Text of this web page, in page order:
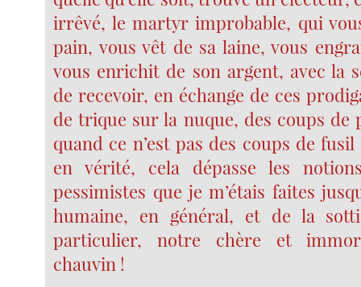
irrêvé, le martyr improbable, qui
pain, vous vêt de sa laine, vous
vous enrichit de son argent, avec la
de recevoir, en échange de ces
de trique sur la nuque, des coups de
quand ce n’est pas des coups de
en vérité, cela dépasse les
pessimistes que je m’étais faites
humaine, en général, et de la
particulier, notre chère et
chauvin !